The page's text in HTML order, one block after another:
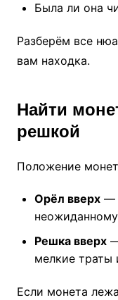
Была ли она
Разберём все
вам находка.
Найти
решкой
Положение
Орёл вверх—
Решка вверх—
мелкие траты
Если монета